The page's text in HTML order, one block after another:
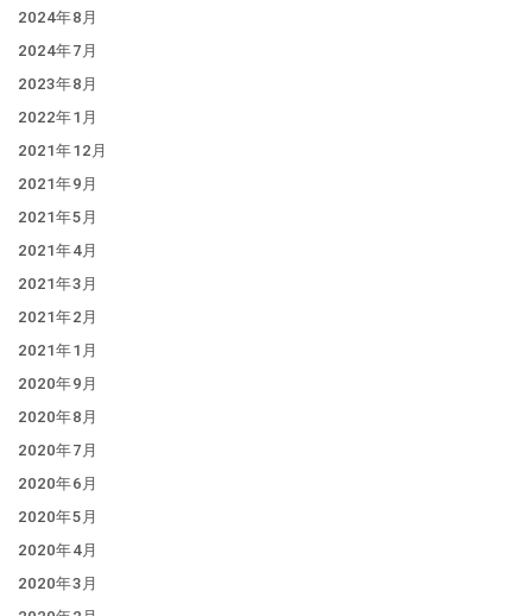
2024年8月
2024年7月
2023年8月
2022年1月
2021年12月
2021年9月
2021年5月
2021年4月
2021年3月
2021年2月
2021年1月
2020年9月
2020年8月
2020年7月
2020年6月
2020年5月
2020年4月
2020年3月